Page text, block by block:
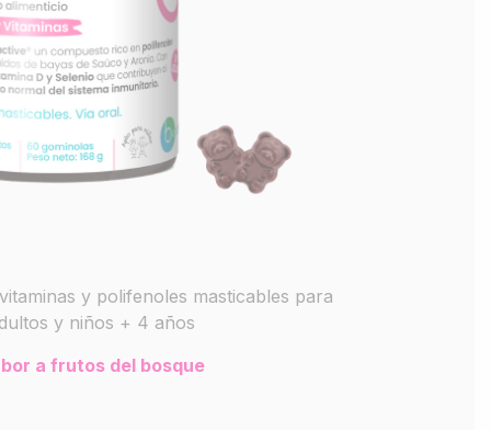
y polifenoles masticables para
y niños + 4 años
a frutos del bosque